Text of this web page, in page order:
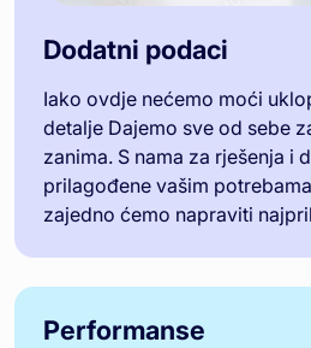
Dodatni podaci
Iako ovdje nećemo moći
detalje Dajemo sve od sebe
zanima. S nama za rješenja i
prilagođene vašim
zajedno ćemo napraviti
Performanse